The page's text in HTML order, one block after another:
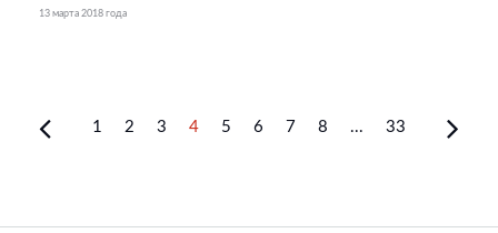
13 марта 2018 года
1 2 3 4 5 6 7 8 ... 33